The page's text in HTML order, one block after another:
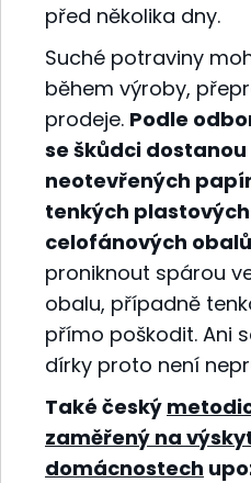
před několika dny.
Suché potraviny
během výroby,
prodeje. Podle
se škůdci
neotevřených
tenkých
celofánových
proniknout spárou
obalu, případně
přímo poškodit. Ani
dírky proto není
Také český
zaměřený na
domácnostech